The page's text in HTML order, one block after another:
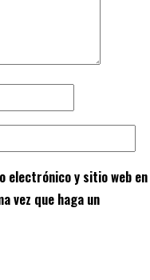
electrónico y sitio web en
vez que haga un